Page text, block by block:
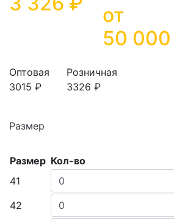
от
50 000
Оптовая
3015 ₽
Розничная
3326 ₽
Размер
Размер Кол-во
41
42